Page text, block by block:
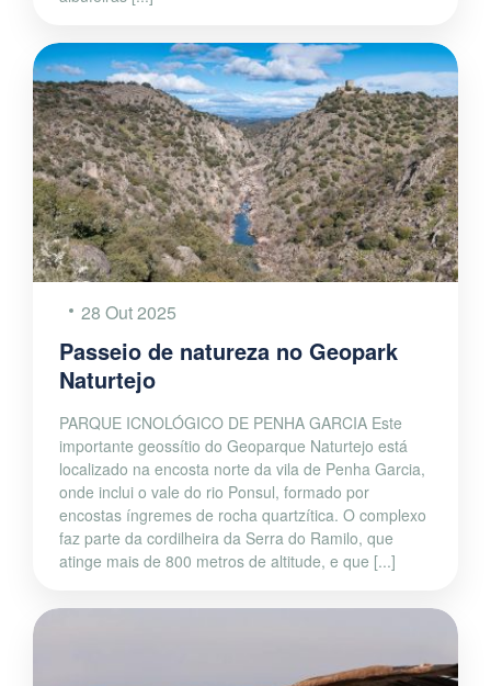
28 Out 2025
Passeio de natureza no Geopark
Naturtejo
PARQUE ICNOLÓGICO DE PENHA GARCIA Este
importante geossítio do Geoparque Naturtejo está
localizado na encosta norte da vila de Penha Garcia,
onde inclui o vale do rio Ponsul, formado por
encostas íngremes de rocha quartzítica. O complexo
faz parte da cordilheira da Serra do Ramilo, que
atinge mais de 800 metros de altitude, e que [...]